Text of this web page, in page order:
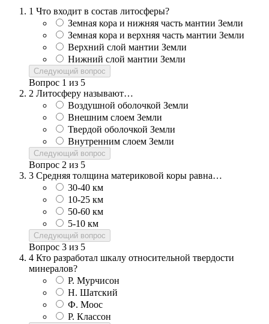
1 Что входит в состав литосферы?
Земная кора и нижняя часть мантии Земли
Земная кора и верхняя часть мантии Земли
Верхний слой мантии Земли
Нижний слой мантии Земли
Следующий вопрос
Вопрос 1 из 5
2 Литосферу называют…
Воздушной оболочкой Земли
Внешним слоем Земли
Твердой оболочкой Земли
Внутренним слоем Земли
Следующий вопрос
Вопрос 2 из 5
3 Средняя толщина материковой коры равна…
30-40 км
10-25 км
50-60 км
5-10 км
Следующий вопрос
Вопрос 3 из 5
4 Кто разработал шкалу относительной твердости
минералов?
Р. Мурчисон
Н. Шатский
Ф. Моос
Р. Классон